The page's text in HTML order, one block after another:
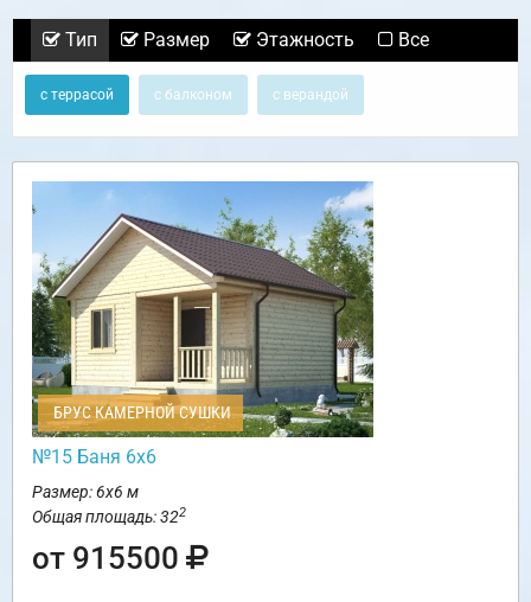
Тип Размер Этажность Все
с террасой с балконом с верандой
БРУС КАМЕРНОЙ СУШКИ
№15 Баня 6х6
Размер: 6х6 м
Общая площадь: 322
от 915500